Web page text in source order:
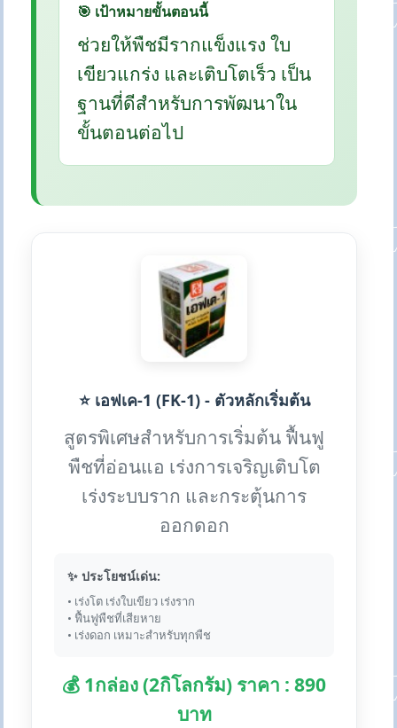
🎯 เป้าหมายขั้นตอนนี้
ช่วยให้พืชมีรากแข็งแรง ใบ
เขียวแกร่ง และเติบโตเร็ว เป็น
ฐานที่ดีสำหรับการพัฒนาใน
ขั้นตอนต่อไป
⭐ เอฟเค-1 (FK-1) - ตัวหลักเริ่มต้น
สูตรพิเศษสำหรับการเริ่มต้น ฟื้นฟู
พืชที่อ่อนแอ เร่งการเจริญเติบโต
เร่งระบบราก และกระตุ้นการ
ออกดอก
✨ ประโยชน์เด่น:
• เร่งโต เร่งใบเขียว เร่งราก
• ฟื้นฟูพืชที่เสียหาย
• เร่งดอก เหมาะสำหรับทุกพืช
💰 1กล่อง (2กิโลกรัม) ราคา : 890
บาท